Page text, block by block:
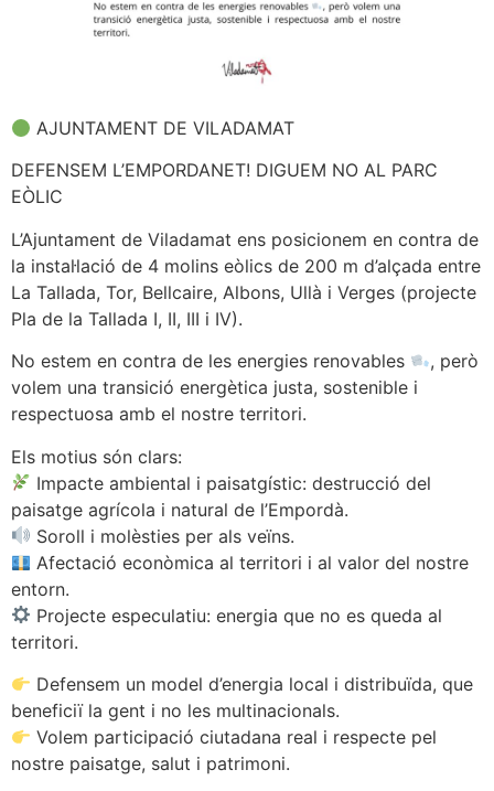
AJUNTAMENT DE VILADAMAT
DEFENSEM L’EMPORDANET! DIGUEM NO AL PARC
EÒLIC
L’Ajuntament de Viladamat ens posicionem en contra de
la instal·lació de 4 molins eòlics de 200 m d’alçada entre
La Tallada, Tor, Bellcaire, Albons, Ullà i Verges (projecte
Pla de la Tallada I, II, III i IV).
No estem en contra de les energies renovables
, però
volem una transició energètica justa, sostenible i
respectuosa amb el nostre territori.
Els motius són clars:
Impacte ambiental i paisatgístic: destrucció del
paisatge agrícola i natural de l’Empordà.
Soroll i molèsties per als veïns.
Afectació econòmica al territori i al valor del nostre
entorn.
Projecte especulatiu: energia que no es queda al
territori.
Defensem un model d’energia local i distribuïda, que
beneficiï la gent i no les multinacionals.
Volem participació ciutadana real i respecte pel
nostre paisatge, salut i patrimoni.